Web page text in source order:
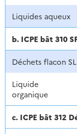
Liquides aqueux
b. ICPE bât 310
Déchets flacon SL
Liquide
organique
c. ICPE bât 312